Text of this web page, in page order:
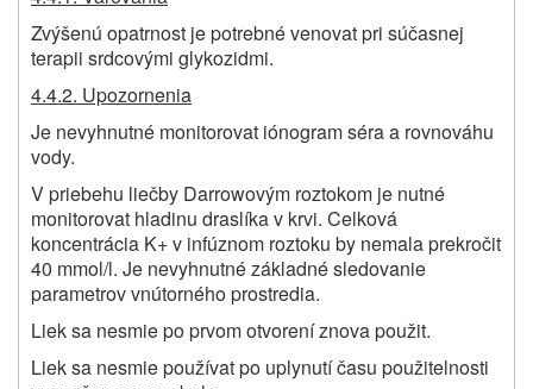
Zvýšenú opatrnost je potrebné venovat pri súčasnej
terapii srdcovými glykozidmi.
4.4.2. Upozornenia
Je nevyhnutné monitorovat iónogram séra a rovnováhu
vody.
V priebehu liečby Darrowovým roztokom je nutné
monitorovat hladinu draslíka v krvi. Celková
koncentrácia K+ v infúznom roztoku by nemala prekročit
40 mmol/l. Je nevyhnutné základné sledovanie
parametrov vnútorného prostredia.
Liek sa nesmie po prvom otvorení znova použit.
Liek sa nesmie používat po uplynutí času použitelnosti